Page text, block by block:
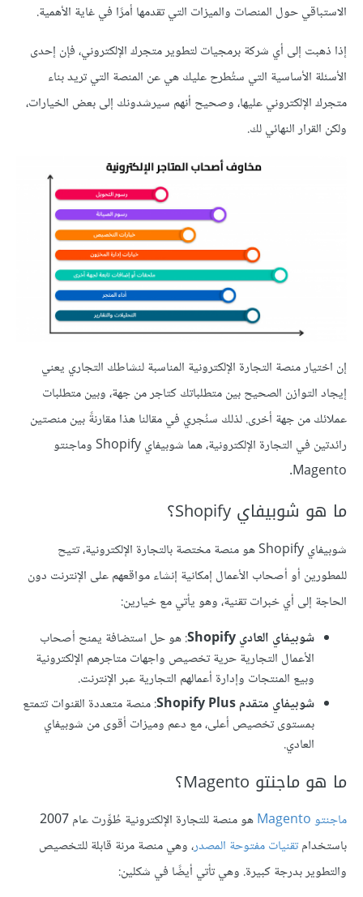
الاستباقي حول المنصات والميزات التي تقدمها أمرًا في غاية الأهمية.
إذا ذهبت إلى أي شركة برمجيات لتطوير متجرك الإلكتروني، فإن إحدى
الأسئلة الأساسية التي ستُطرح عليك هي عن المنصة التي تريد بناء
متجرك الإلكتروني عليها، وصحيح أنهم سيرشدونك إلى بعض الخيارات،
ولكن القرار النهائي لك.
إن اختيار منصة التجارة الإلكترونية المناسبة لنشاطك التجاري يعني
إيجاد التوازن الصحيح بين متطلباتك كتاجر من جهة، وبين متطلبات
عملائك من جهة أخرى. لذلك سنُجري في مقالنا هذا مقارنةً بين منصتين
رائدتين في التجارة الإلكترونية، هما شوبيفاي Shopify وماجنتو
Magento.
ما هو شوبيفاي Shopify؟
شوبيفاي Shopify هو منصة مختصة بالتجارة الإلكترونية، تتيح
للمطورين أو أصحاب الأعمال إمكانية إنشاء مواقعهم على الإنترنت دون
الحاجة إلى أي خبرات تقنية، وهو يأتي مع خيارين:
شوبيفاي العادي Shopify
: هو حل استضافة يمنح أصحاب
الأعمال التجارية حرية تخصيص واجهات متاجرهم الإلكترونية
وبيع المنتجات وإدارة أعمالهم التجارية عبر الإنترنت.
شوبيفاي متقدم Shopify Plus
: منصة متعددة القنوات تتمتع
بمستوى تخصيص أعلى، مع دعم وميزات أقوى من شوبيفاي
العادي.
ما هو ماجنتو Magento؟
ماجنتو Magento
هو منصة للتجارة الإلكترونية طُوِّرت عام 2007
باستخدامتقنيات مفتوحة المصدر، وهي منصة مرنة قابلة للتخصيص
والتطوير بدرجة كبيرة. وهي تأتي أيضًا في شكلين: